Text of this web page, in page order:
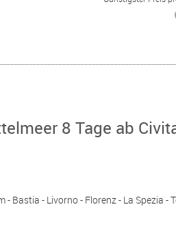
8 Tage ab
- Bastia - Livorno - Florenz - La Spezia -